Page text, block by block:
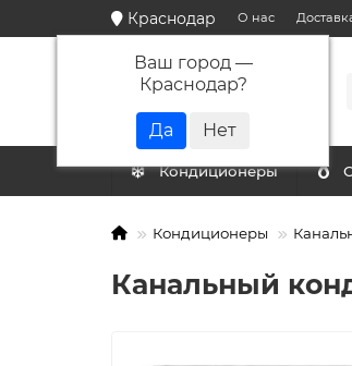
Краснодар
Ваш город —
Краснодар?
О нас
КАТАЛОГ
Кондиционеры
Кондиционеры
Канальный